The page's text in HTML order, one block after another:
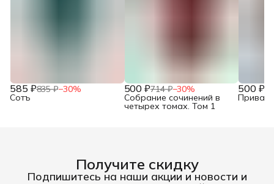
585 ₽835 ₽−30%
Сотъ
500 ₽714 ₽−30%
Собрание сочинений в
четырех томах. Том 1
500 ₽
Получите скидку
Подпишитесь на наши акции и новости и